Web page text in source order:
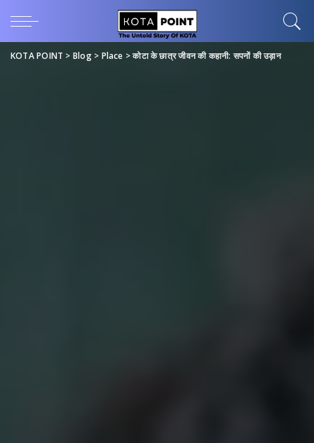
KOTA POINT > Blog> Place >कोटा के छात्र जीवन की कहानी: सपनों की उड़ान